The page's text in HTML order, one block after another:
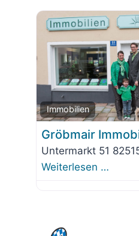
Immobilien
Gröbmair
Untermarkt 51
Weiterlesen …